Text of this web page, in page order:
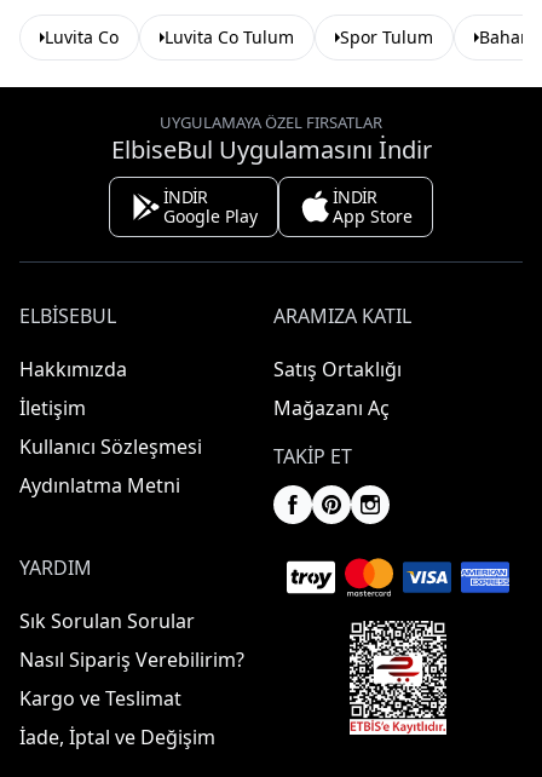
Luvita Co Luvita Co Tulum Spor Tulum
UYGULAMAYA ÖZEL FIRSATLAR
ElbiseBul Uygulamasını İndir
İNDİR
Google Play
İNDİR
App Store
ELBISEBUL
Hakkımızda
İletişim
Kullanıcı Sözleşmesi
Aydınlatma Metni
ARAMIZA KATIL
Satış Ortaklığı
Mağazanı Aç
TAKIP ET
YARDIM
Sık Sorulan Sorular
Nasıl Sipariş Verebilirim?
Kargo ve Teslimat
İade, İptal ve Değişim